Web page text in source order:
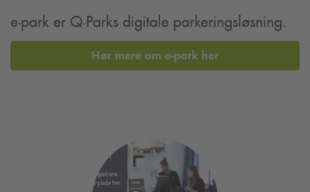
e-park er Q-Parks digitale parkeringsløsning.
Hør mere om e-park her